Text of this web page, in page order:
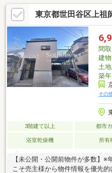
東京都世田谷区上祖
間取
建
土
築年
その
3階建て以上 都市
浴室乾燥機 所有
【未公開・公開前物件が多数】※
こそ売主様から物件情報を優先的